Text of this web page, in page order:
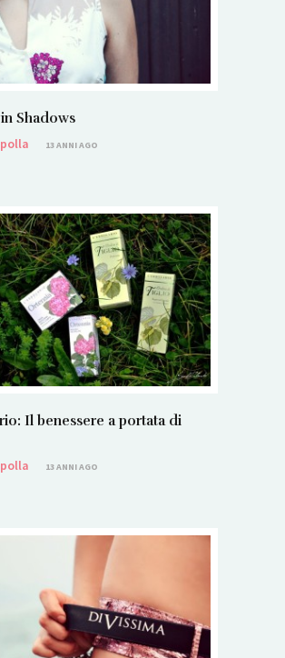
Shadows
13 ANNI AGO
Il benessere a portata di
13 ANNI AGO